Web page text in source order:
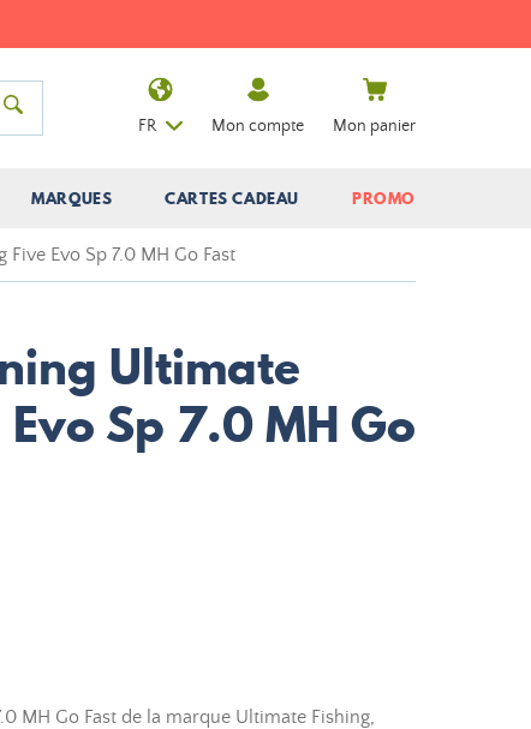
MARQUES CARTES CADEAU PROMO
FR Mon compte Mon panier
Evo Sp 7.0 MH Go Fast
Ultimate
Sp 7.0 MH Go
MH Go Fast de la marque Ultimate Fishing,